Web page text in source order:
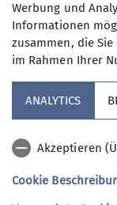
Großartige
23.06.2026
Aktuellle
Werbung und
Informationen
zusammen, die
im Rahmen Ihrer
ANALYTICS
Akzeptieren
Cookie